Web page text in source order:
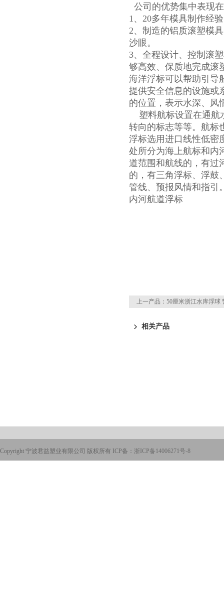
公司的优势集中表
1、20多年模具制作经
2、制造的铝质滚塑模
沙眼。
3、全程设计、控制滚
够高效、保质地完成滚
海洋浮标可以帮助引导
提供安全信息的设施或
的位置，表示水深、风
塑料航标设置在通航
转向的标志等等。航标
浮标选用进口线性低密
处所分为海上航标和
道范围和航线的，有过
的，有三角浮标、浮鼓
管线、预报风情和指引
内河航道浮标
上一产品： 50厘米浙江水库浮球
相关产品
Copyright 宁波君益塑业有限公司 版权所有 ICP备： 浙ICP备14006271号-8